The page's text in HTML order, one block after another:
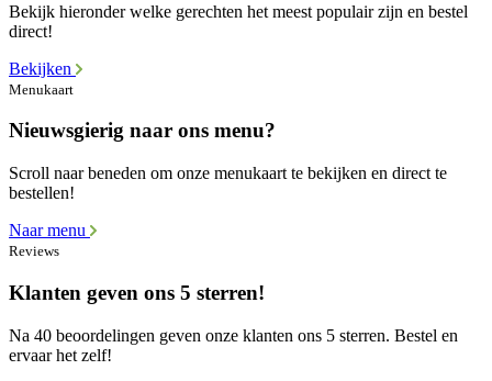
Bekijk hieronder welke gerechten het meest populair zijn en bestel
direct!
Bekijken
Menukaart
Nieuwsgierig naar ons menu?
Scroll naar beneden om onze menukaart te bekijken en direct te
bestellen!
Naar menu
Reviews
Klanten geven ons 5 sterren!
Na 40 beoordelingen geven onze klanten ons 5 sterren. Bestel en
ervaar het zelf!